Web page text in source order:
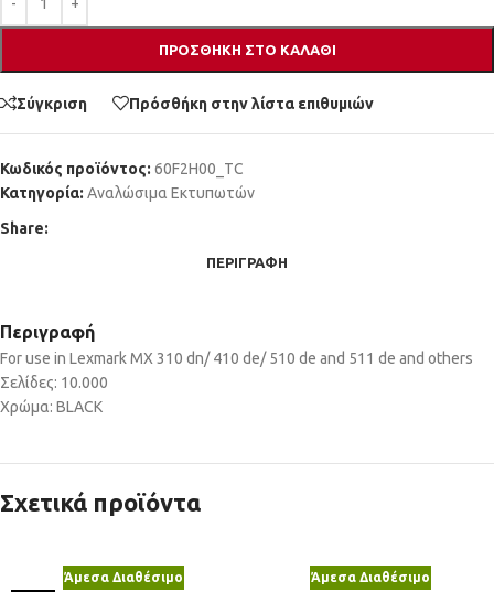
ΠΡΟΣΘΉΚΗ ΣΤΟ ΚΑΛΆΘΙ
Σύγκριση Πρόσθήκη στην λίστα επιθυμιών
Κωδικός προϊόντος: 60F2H00_TC
Κατηγορία: Αναλώσιμα Εκτυπωτών
Share:
ΠΕΡΙΓΡΑΦΉ
Περιγραφή
For use in Lexmark MX 310 dn/ 410 de/ 510 de and 511 de and others
Σελίδες: 10.000
Χρώμα: BLACK
Σχετικά προϊόντα
Άμεσα Διαθέσιμο
Άμεσα Διαθέσιμο